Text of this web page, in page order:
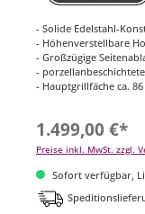
- Solide Edelstahl-
- Höhenverstellbare
- Großzügige
-
- Hauptgrillfäche ca. 86
1.499,00 €*
Preise inkl. MwSt. zzgl.
Sofort verfügbar,